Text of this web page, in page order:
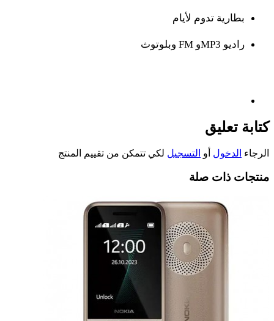
بطارية تدوم لأيام
راديو وMP3 وبلوتوث
كتابة تعليق
الرجاء الدخول أو التسجيل لكي تتمكن من تقييم المنتج
منتجات ذات صلة